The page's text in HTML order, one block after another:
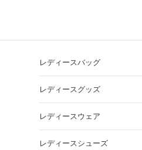
レディースバッグ
レディースグッズ
レディースウェア
レディースシューズ